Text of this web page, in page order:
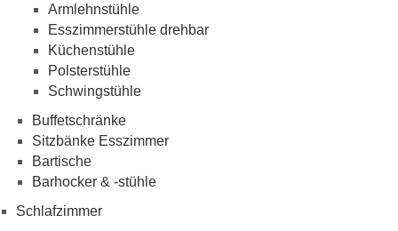
Armlehnstühle
Esszimmerstühle drehbar
Küchenstühle
Polsterstühle
Schwingstühle
Buffetschränke
Sitzbänke Esszimmer
Bartische
Barhocker & -stühle
Schlafzimmer